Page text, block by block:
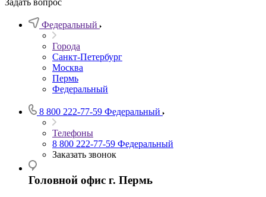
Задать вопрос
Федеральный
Города
Санкт-Петербург
Москва
Пермь
Федеральный
8 800 222-77-59 Федеральный
Телефоны
8 800 222-77-59 Федеральный
Заказать звонок
Головной офис г. Пермь